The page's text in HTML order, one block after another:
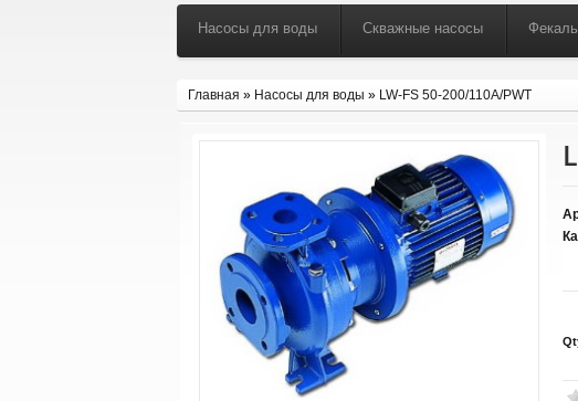
Насосы для воды Скважные насосы
Главная » Насосы для воды » LW-FS 50-200/110A/PWT